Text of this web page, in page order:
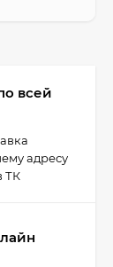
всей
адресу
ТК